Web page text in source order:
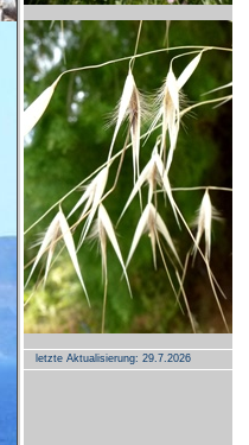
letzte Aktualisierung:29.7.2026